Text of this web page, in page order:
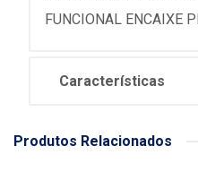
FUNCIONAL ENCAIXE
Características
Produtos Relacionados